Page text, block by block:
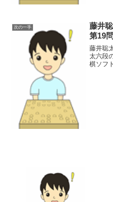
次の一手
藤井
第19問
藤井聡
太六段
棋ソフ